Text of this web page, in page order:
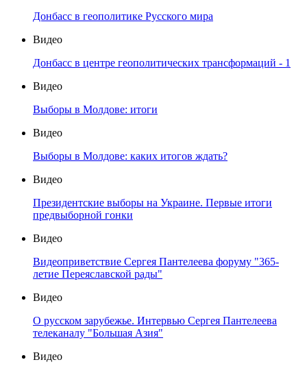
Донбасс в геополитике Русского мира
Видео
Донбасс в центре геополитических трансформаций - 1
Видео
Выборы в Молдове: итоги
Видео
Выборы в Молдове: каких итогов ждать?
Видео
Президентские выборы на Украине. Первые итоги
предвыборной гонки
Видео
Видеоприветствие Сергея Пантелеева форуму "365-
летие Переяславской рады"
Видео
О русском зарубежье. Интервью Сергея Пантелеева
телеканалу "Большая Азия"
Видео